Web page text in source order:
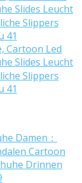
Cartoon Led
Slides Leucht
Slippers
41